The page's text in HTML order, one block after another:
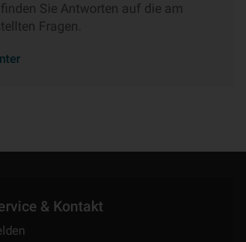
finden Sie Antworten auf die am
Fragen.
& Kontakt